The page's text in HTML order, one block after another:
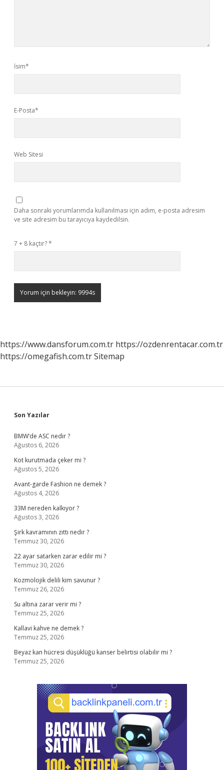
İsim*
E-Posta*
Web Sitesi
Daha sonraki yorumlarımda kullanılması için adım, e-posta adresim
ve site adresim bu tarayıcıya kaydedilsin.
7 + 8 kaçtır?*
https://www.dansforum.com.tr https://ozdenrentacar.com.tr
https://omegafish.com.trSitemap
Sidebar
Son Yazılar
BMW’de ASC nedir ?
Ağustos 6, 2026
Kot kurutmada çeker mi ?
Ağustos 5, 2026
Avant-garde Fashion ne demek ?
Ağustos 4, 2026
33M nereden kalkıyor ?
Ağustos 3, 2026
Şirk kavramının zıttı nedir ?
Temmuz 30, 2026
22 ayar satarken zarar edilir mi ?
Temmuz 30, 2026
Kozmolojik delili kim savunur ?
Temmuz 26, 2026
Su altına zarar verir mi ?
Temmuz 25, 2026
Kallavi kahve ne demek ?
Temmuz 25, 2026
Beyaz kan hücresi düşüklüğü kanser belirtisi olabilir mi ?
Temmuz 25, 2026